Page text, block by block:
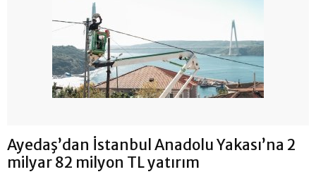
Ayedaş’dan İstanbul Anadolu Yakası’na 2
milyar 82 milyon TL yatırım